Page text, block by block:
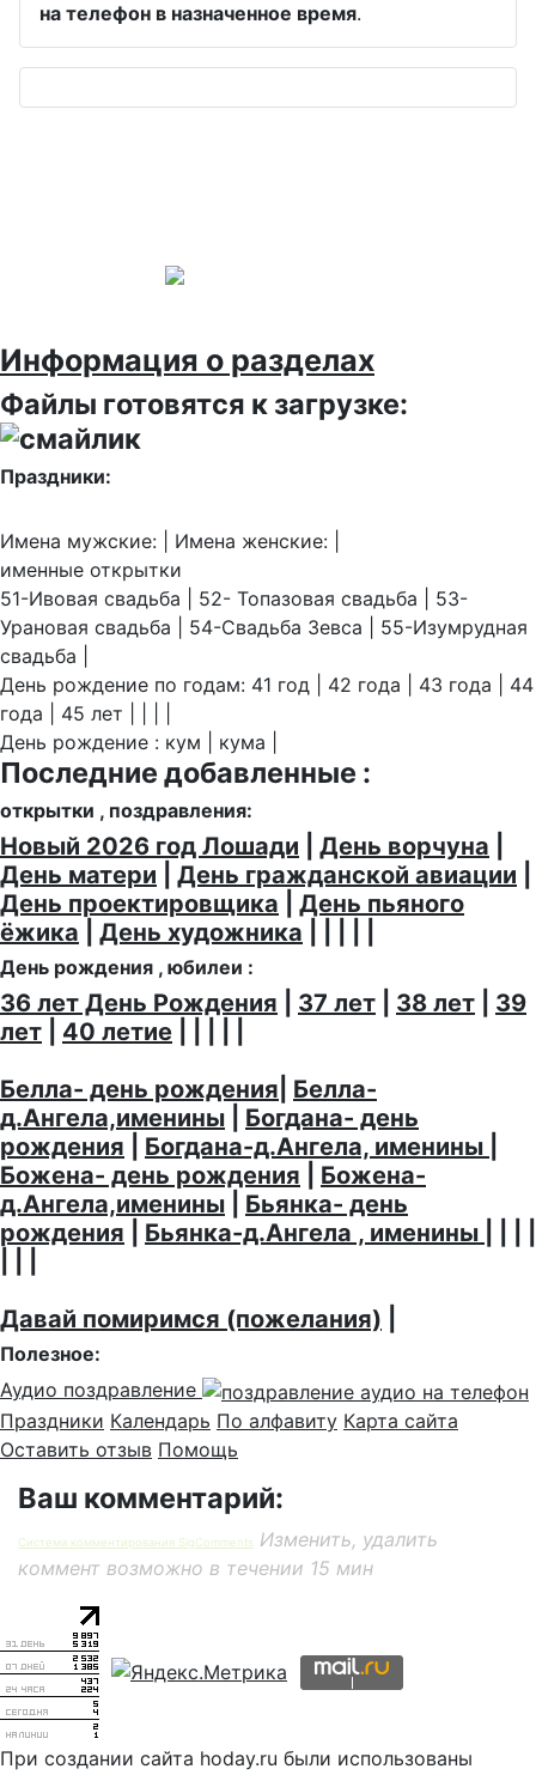
на телефон в назначенное время.
Информация о разделах
Файлы готовятся к загрузке:
Праздники:
Имена мужские: | Имена женские: |
именные открытки
51-Ивовая свадьба | 52- Топазовая свадьба | 53-
Урановая свадьба | 54-Свадьба Зевса | 55-Изумрудная
свадьба |
День рождение по годам: 41 год | 42 года | 43 года | 44
года | 45 лет | | | |
День рождение : кум | кума |
Последние добавленные :
открытки , поздравления:
Новый 2026 год Лошади День ворчуна
День матери
День гражданской авиации
День проектировщика
День пьяного
ёжика
День художника
День рождения , юбилеи :
36 лет День Рождения 37 лет 38 лет
39
лет
40 летие
Белла- день рождения Белла-
д.Ангела,именины
Богдана- день
рождения
Богдана-д.Ангела, именины
Божена- день рождения
Божена-
д.Ангела,именины
Бьянка- день
рождения
Бьянка-д.Ангела , именины
Давай помиримся (пожелания)
Полезное:
Аудио поздравление
Праздники Календарь По алфавиту Карта сайта
Оставить отзыв Помощь
Ваш комментарий:
Система комментирования SigComments
Изменить, удалить
коммент возможно в течении 15 мин
При создании сайта hoday.ru были использованы